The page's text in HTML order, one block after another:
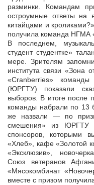
разминки. Командам
остроумные ответы на
китайцами и
получила команда НГМА
В последнем,
студент студентке»
мере. Зрителям
института связи «Зона
«Cranberries»
(ЮРГТУ) показали
выборов. В итоге после
команды набрали по 13
же назвали — по
смешения» из ЮРГТУ
спонсоров, которыми
«Хлеб», кафе «Золотой
«Эксклюзив»,
Союз ветеранов
«Мясокомбинат
вместе с призом